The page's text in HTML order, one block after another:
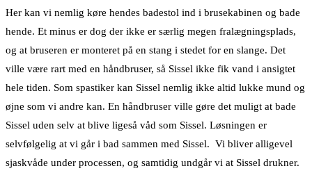
Her kan vi nemlig køre hendes badestol ind i brusekabinen og bade
hende. Et minus er dog der ikke er særlig megen fralægningsplads,
og at bruseren er monteret på en stang i stedet for en slange. Det
ville være rart med en håndbruser, så Sissel ikke fik vand i ansigtet
hele tiden. Som spastiker kan Sissel nemlig ikke altid lukke mund og
øjne som vi andre kan. En håndbruser ville gøre det muligt at bade
Sissel uden selv at blive ligeså våd som Sissel. Løsningen er
selvfølgelig at vi går i bad sammen med Sissel. Vi bliver alligevel
sjaskvåde under processen, og samtidig undgår vi at Sissel drukner.